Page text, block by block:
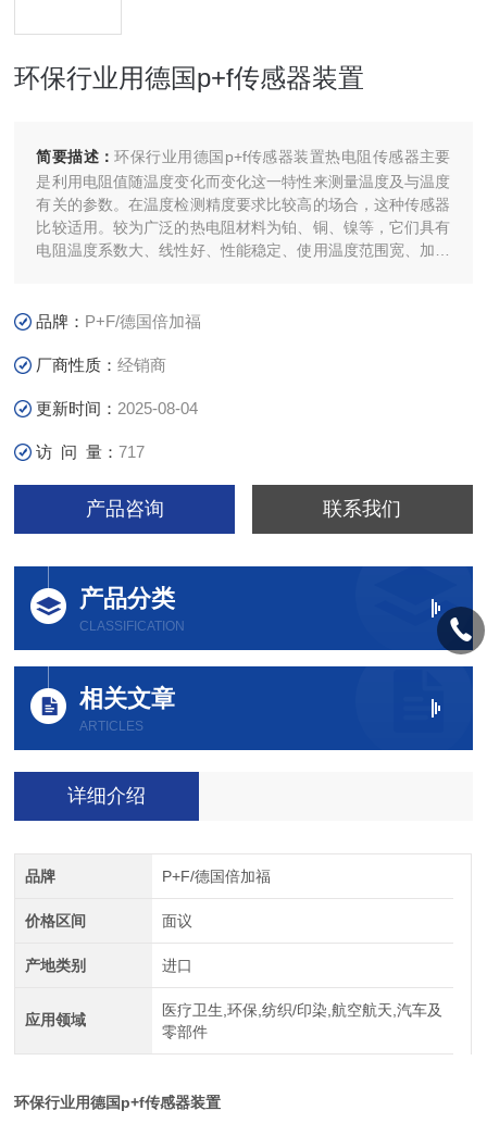
环保行业用德国p+f传感器装置
简要描述：环保行业用德国p+f传感器装置热电阻传感器主要
是利用电阻值随温度变化而变化这一特性来测量温度及与温度
有关的参数。在温度检测精度要求比较高的场合，这种传感器
比较适用。较为广泛的热电阻材料为铂、铜、镍等，它们具有
电阻温度系数大、线性好、性能稳定、使用温度范围宽、加工
品牌： P+F/德国倍加福
厂商性质：经销商
更新时间： 2025-08-04
访 问 量：717
产品咨询 联系我们
产品分类
CLASSIFICATION
相关文章
ARTICLES
详细介绍
品牌 P+F/德国倍加福
价格区间 面议
产地类别 进口
应用领域
医疗卫生,环保,纺织/印染,航空航天,汽车及
零部件
环保行业用德国p+f传感器装置